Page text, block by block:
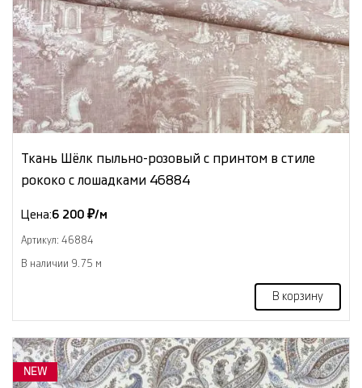
Ткань Шёлк пыльно-розовый с принтом в стиле
рококо с лошадками 46884
Цена:6 200 ₽/м
Артикул: 46884
В наличии 9.75 м
В корзину
NEW